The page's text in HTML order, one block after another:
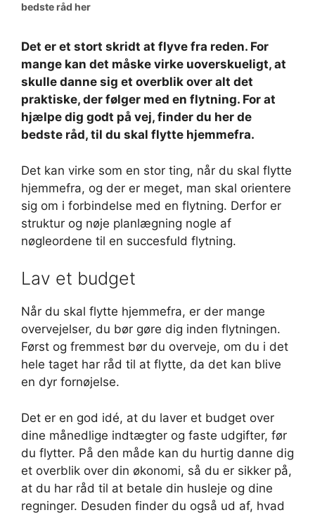
bedste råd her
Det er et stort skridt at flyve fra reden. For
mange kan det måske virke uoverskueligt, at
skulle danne sig et overblik over alt det
praktiske, der følger med en flytning. For at
hjælpe dig godt på vej, finder du her de
bedste råd, til du skal flytte hjemmefra.
Det kan virke som en stor ting, når du skal flytte
hjemmefra, og der er meget, man skal orientere
sig om i forbindelse med en flytning. Derfor er
struktur og nøje planlægning nogle af
nøgleordene til en succesfuld flytning.
Lav et budget
Når du skal flytte hjemmefra, er der mange
overvejelser, du bør gøre dig inden flytningen.
Først og fremmest bør du overveje, om du i det
hele taget har råd til at flytte, da det kan blive
en dyr fornøjelse.
Det er en god idé, at du laver et budget over
dine månedlige indtægter og faste udgifter, før
du flytter. På den måde kan du hurtig danne dig
et overblik over din økonomi, så du er sikker på,
at du har råd til at betale din husleje og dine
regninger. Desuden finder du også ud af, hvad